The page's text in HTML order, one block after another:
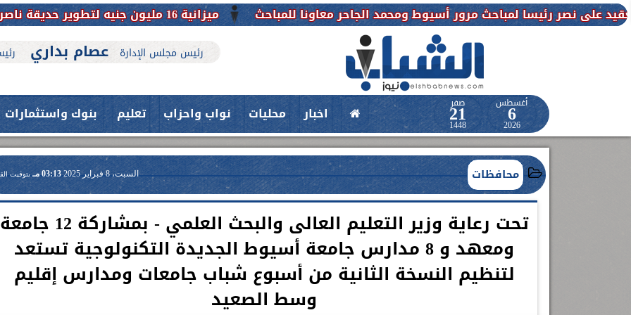
ميزانية 16 مليون جنيه لتطوير حديقة ناصر بأبوتيج.. نقلة حضارية تحافظ على تاريخها لمباحث مرور أسيوط ومحمد الجاحر معاونا للمباحث
رئيس مجلس الإدارة عصام بداري
أغسطس
6
2026
صفر
21
1448
اخبار محليات نواب واحزاب تعليم بنوك واستثمارات
محافظات السبت، 8 فبراير 2025 03:13 مـ بتوقيت
تحت رعاية وزير التعليم العالى والبحث العلمي - بمشاركة 12 جامعة
ومعهد و 8 مدارس جامعة أسيوط الجديدة التكنولوجية تستعد
لتنظيم النسخة الثانية من أسبوع شباب جامعات ومدارس إقليم
وسط الصعيد
حدث بمستشفيات جامعة اسيوط....
فريق طبي بقسم الأنف والأذن